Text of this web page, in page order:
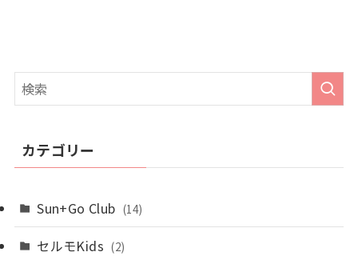
カテゴリー
Sun+Go Club (14)
セルモKids (2)